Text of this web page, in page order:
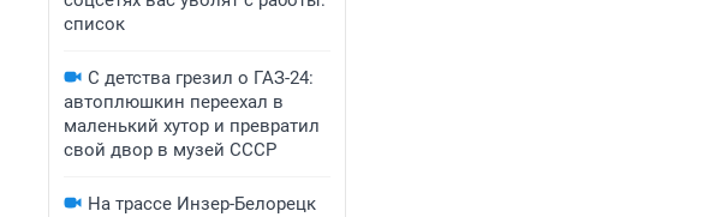
список
С детства грезил о ГАЗ-24:
автоплюшкин переехал в
маленький хутор и превратил
свой двор в музей СССР
На трассе Инзер-Белорецк